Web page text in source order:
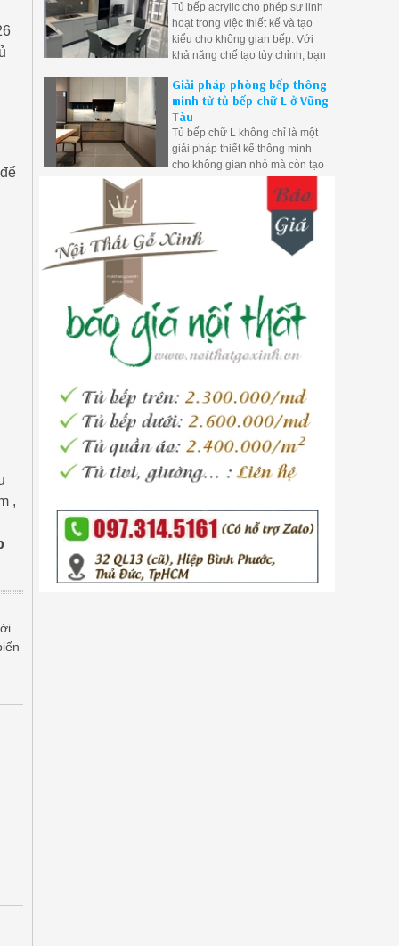
,
Tủ bếp acrylic cho phép sự linh
hoạt trong việc thiết kế và tạo
kiểu cho không gian bếp. Với
khả năng chế tạo tùy chỉnh, bạn
biệt và độc đáo trong tủ bếp của
mình
Giải pháp phòng bếp thông
minh từ tủ bếp chữ L ở Vũng
Tàu
Tủ bếp chữ L không chỉ là một
giải pháp thiết kế thông minh
cho không gian nhỏ mà còn tạo